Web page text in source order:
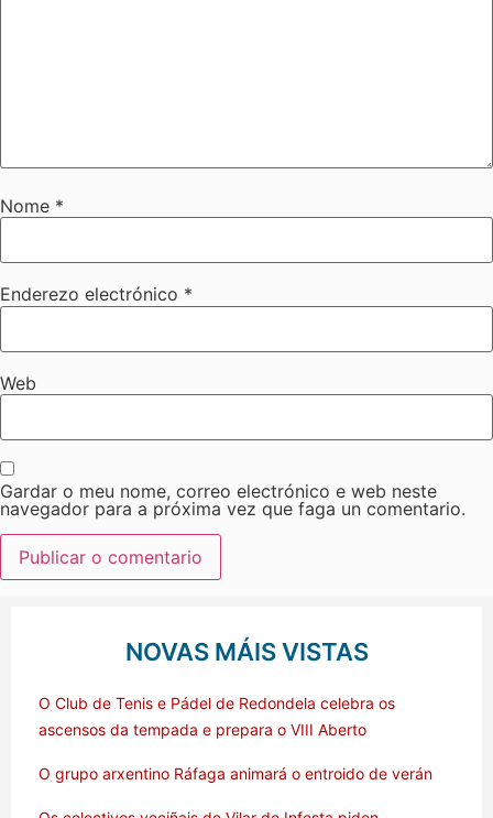
Nome *
Enderezo electrónico *
Web
Gardar o meu nome, correo electrónico e web neste
navegador para a próxima vez que faga un comentario.
NOVAS MÁIS VISTAS
O Club de Tenis e Pádel de Redondela celebra os
ascensos da tempada e prepara o VIII Aberto
O grupo arxentino Ráfaga animará o entroido de verán